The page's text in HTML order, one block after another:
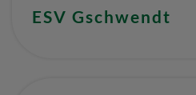
ESV Gschwendt